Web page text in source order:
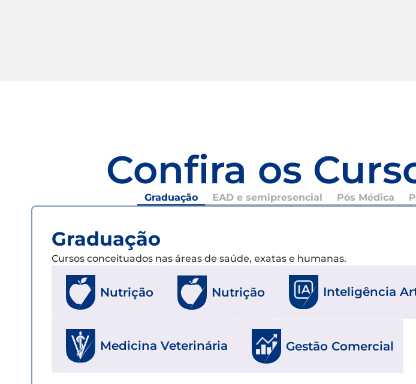
Confira os
Graduação EAD e semipresencial Pós Médica
Graduação
Cursos conceituados nas áreas de saúde, exatas e humanas.
Nutrição Nutrição Inteligência
Medicina Veterinária Gestão Comercial